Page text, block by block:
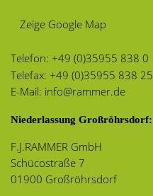
Zeige Google Map
Telefon: +49 (0)35955 838 0
Telefax: +49 (0)35955 838 25
E-Mail: info@rammer.de
Niederlassung Großröhrsdorf:
F.J.RAMMER GmbH
Schücostraße 7
01900 Großröhrsdorf